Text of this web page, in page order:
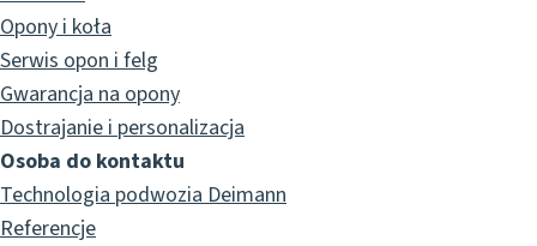
Opony i koła
Serwis opon i felg
Gwarancja na opony
Dostrajanie i personalizacja
Osoba do kontaktu
Technologia podwozia Deimann
Referencje